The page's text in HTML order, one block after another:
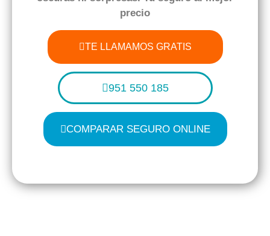
precio
TE LLAMAMOS GRATIS
951 550 185
COMPARAR SEGURO ONLINE